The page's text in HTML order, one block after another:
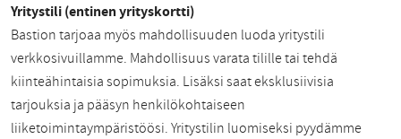
Yritystili (entinen yrityskortti)
Bastion tarjoaa myös mahdollisuuden luoda yritystili
verkkosivuillamme. Mahdollisuus varata tilille tai tehdä
kiinteähintaisia sopimuksia. Lisäksi saat eksklusiivisia
tarjouksia ja pääsyn henkilökohtaiseen
liiketoimintaympäristöösi. Yritystilin luomiseksi pyydämme